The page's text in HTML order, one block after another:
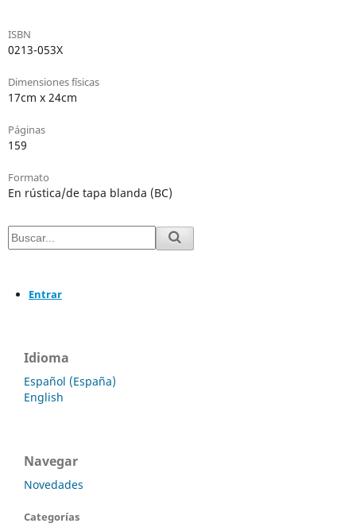
ISBN
0213-053X
Dimensiones físicas
17cm x 24cm
Páginas
159
Formato
En rústica/de tapa blanda (BC)
Entrar
Idioma
Español (España)
English
Navegar
Novedades
Categorías